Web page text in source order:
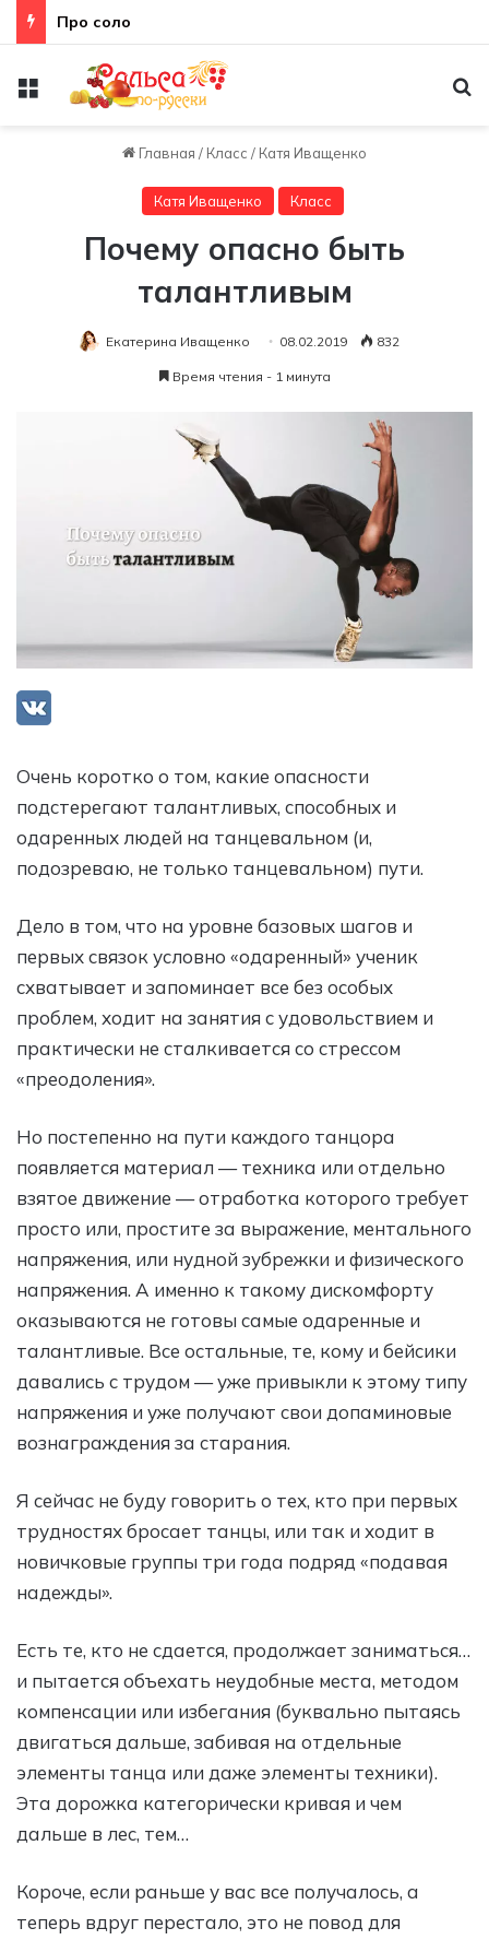
Про соло
Меню
Главная / Класс / Катя Иващенко
Катя Иващенко Класс
Почему опасно быть
талантливым
Екатерина Иващенко 08.02.2019 832
Время чтения - 1 минута
Очень коротко о том, какие опасности
подстерегают талантливых, способных и
одаренных людей на танцевальном (и,
подозреваю, не только танцевальном) пути.
Дело в том, что на уровне базовых шагов и
первых связок условно «одаренный» ученик
схватывает и запоминает все без особых
проблем, ходит на занятия с удовольствием и
практически не сталкивается со стрессом
«преодоления».
Но постепенно на пути каждого танцора
появляется материал — техника или отдельно
взятое движение — отработка которого требует
просто или, простите за выражение, ментального
напряжения, или нудной зубрежки и физического
напряжения. А именно к такому дискомфорту
оказываются не готовы самые одаренные и
талантливые. Все остальные, те, кому и бейсики
давались с трудом — уже привыкли к этому типу
напряжения и уже получают свои допаминовые
вознаграждения за старания.
Я сейчас не буду говорить о тех, кто при первых
трудностях бросает танцы, или так и ходит в
новичковые группы три года подряд «подавая
надежды».
Есть те, кто не сдается, продолжает заниматься…
и пытается объехать неудобные места, методом
компенсации или избегания (буквально пытаясь
двигаться дальше, забивая на отдельные
элементы танца или даже элементы техники).
Эта дорожка категорически кривая и чем
дальше в лес, тем…
Короче, если раньше у вас все получалось, а
теперь вдруг перестало, это не повод для